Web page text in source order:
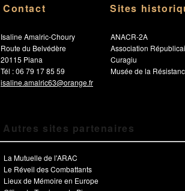
Contact
Isaline Amalric-Choury
Route du Belvédère
20115 Piana
Tél : 06 79 17 85 59
isaline.amalric63@orange.fr
Sites
ANACR-2A
Association
Curagiu
Musée de la
Autres sites partenaires
La Mutuelle de l'ARAC
Le Réveil des Combattants
Lieux de Mémoire en Europe